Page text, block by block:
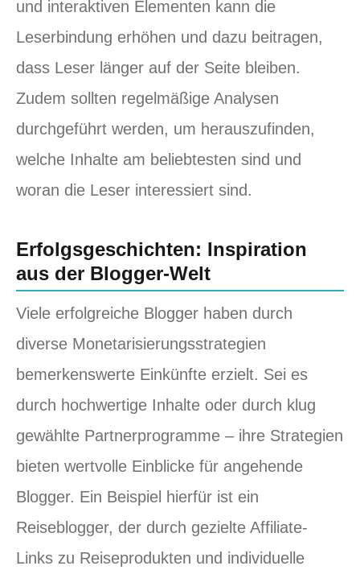
und interaktiven Elementen kann die
Leserbindung erhöhen und dazu beitragen,
dass Leser länger auf der Seite bleiben.
Zudem sollten regelmäßige Analysen
durchgeführt werden, um herauszufinden,
welche Inhalte am beliebtesten sind und
woran die Leser interessiert sind.
Erfolgsgeschichten: Inspiration
aus der Blogger-Welt
Viele erfolgreiche Blogger haben durch
diverse Monetarisierungsstrategien
bemerkenswerte Einkünfte erzielt. Sei es
durch hochwertige Inhalte oder durch klug
gewählte Partnerprogramme – ihre Strategien
bieten wertvolle Einblicke für angehende
Blogger. Ein Beispiel hierfür ist ein
Reiseblogger, der durch gezielte Affiliate-
Links zu Reiseprodukten und individuelle